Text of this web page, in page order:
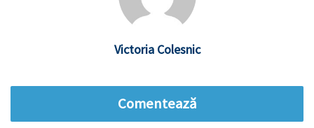
Victoria Colesnic
Comentează